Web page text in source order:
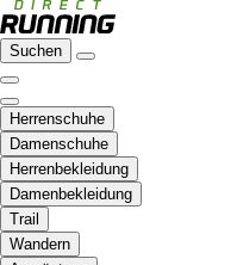
Suchen
Herrenschuhe
Damenschuhe
Herrenbekleidung
Damenbekleidung
Trail
Wandern